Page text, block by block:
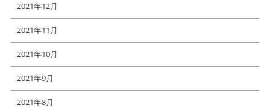
2021年12月
2021年11月
2021年10月
2021年9月
2021年8月